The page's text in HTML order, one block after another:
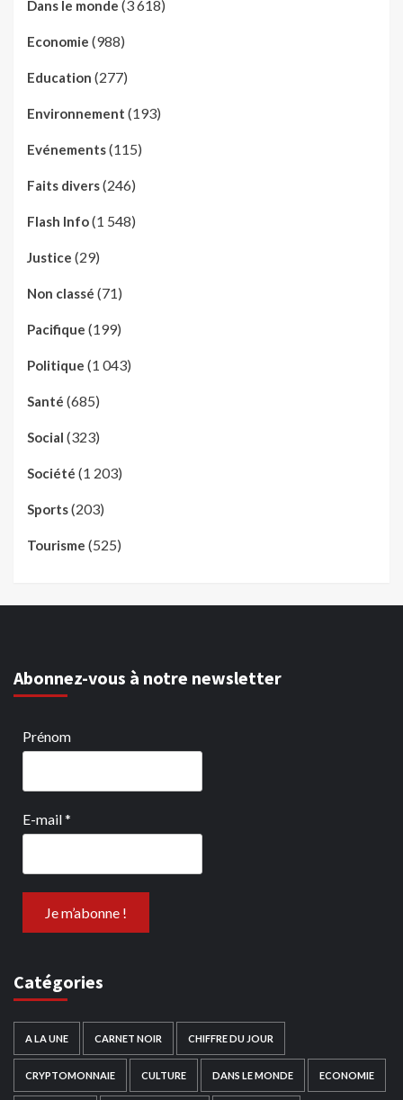
Dans le monde (3 618)
Economie (988)
Education (277)
Environnement (193)
Evénements(115)
Faits divers(246)
Flash Info(1 548)
Justice (29)
Non classé (71)
Pacifique (199)
Politique (1 043)
Santé (685)
Social (323)
Société (1 203)
Sports(203)
Tourisme (525)
Abonnez-vous à notre newsletter
Prénom
E-mail*
Catégories
A LA UNE CARNET NOIR CHIFFRE DU JOUR
CRYPTOMONNAIE CULTURE DANS LE MONDE ECONOMIE